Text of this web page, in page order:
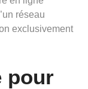
réseau
exclusivement
pour